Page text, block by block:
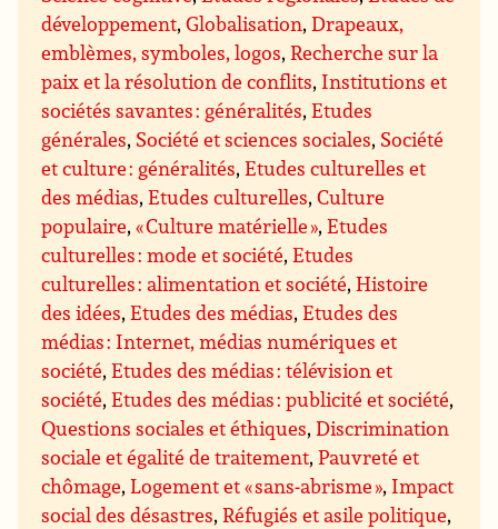
développement,Globalisation,Drapeaux,
emblèmes, symboles, logos,Recherche sur la
paix et la résolution de conflits, Institutions et
sociétés savantes : généralités,Etudes
générales, Société et sciences sociales, Société
et culture : généralités,Etudes culturelles et
des médias,Etudes culturelles,Culture
populaire,« Culture matérielle »,Etudes
culturelles : mode et société,Etudes
culturelles : alimentation et société,Histoire
des idées,Etudes des médias,Etudes des
médias : Internet, médias numériques et
société,Etudes des médias : télévision et
société,Etudes des médias : publicité et société,
Questions sociales et éthiques,Discrimination
sociale et égalité de traitement,Pauvreté et
chômage,Logement et « sans-abrisme », Impact
social des désastres,Réfugiés et asile politique,